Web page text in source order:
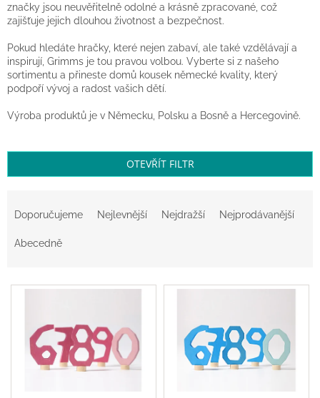
Balanční
pomůcky
Prodávané
značky
Blog
Hračky
Provizní
systém
Velkoobchod
-
Zpátky
školy
značky jsou neuvěřitelně odolné a krásně zpracované, což
zajišťuje jejich dlouhou životnost a bezpečnost.
Pokud hledáte hračky, které nejen zabaví, ale také vzdělávají a
inspirují, Grimms je tou pravou volbou. Vyberte si z našeho
sortimentu a přineste domů kousek německé kvality, který
podpoří vývoj a radost vašich dětí.
Výroba produktů je v Německu, Polsku a Bosně a Hercegovině.
OTEVŘÍT FILTR
p
Doporučujeme Nejlevnější Nejdražší Nejprodávanější
Abecedně
V